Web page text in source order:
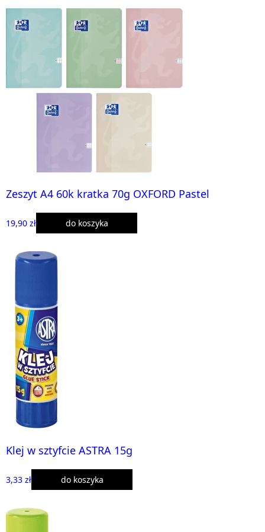
Zeszyt A4 60k kratka 70g OXFORD Pastel
19,90 zł do koszyka
Klej w sztyfcie ASTRA 15g
3,33 zł do koszyka